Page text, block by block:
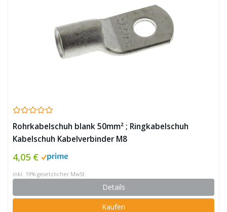
Rohrkabelschuh blank 50mm² ; Ringkabelschuh
Kabelschuh Kabelverbinder M8
4,05 €
inkl. 19% gesetzlicher MwSt.
Details
Kaufen